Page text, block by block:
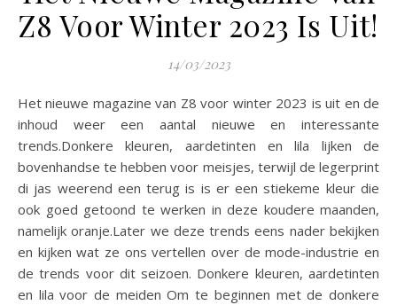
Z8 Voor Winter 2023 Is Uit!
14/03/2023
Het nieuwe magazine van Z8 voor winter 2023 is uit en de
inhoud weer een aantal nieuwe en interessante
trends.Donkere kleuren, aardetinten en lila lijken de
bovenhandse te hebben voor meisjes, terwijl de legerprint
di jas weerend een terug is is er een stiekeme kleur die
ook goed getoond te werken in deze koudere maanden,
namelijk oranje.Later we deze trends eens nader bekijken
en kijken wat ze ons vertellen over de mode-industrie en
de trends voor dit seizoen. Donkere kleuren, aardetinten
en lila voor de meiden Om te beginnen met de donkere